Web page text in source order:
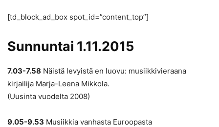
[td_block_ad_box spot_id=”content_top”]
Sunnuntai 1.11.2015
7.03-7.58 Näistä levyistä en luovu: musiikkivieraana
kirjailija Marja-Leena Mikkola.
(Uusinta vuodelta 2008)
9.05-9.53 Musiikkia vanhasta Euroopasta